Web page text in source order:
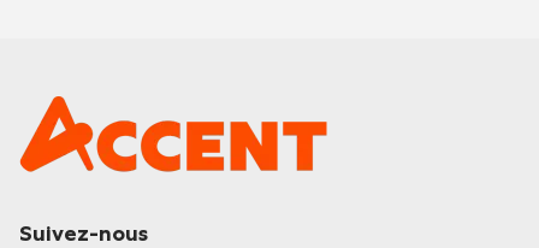
Suivez-nous